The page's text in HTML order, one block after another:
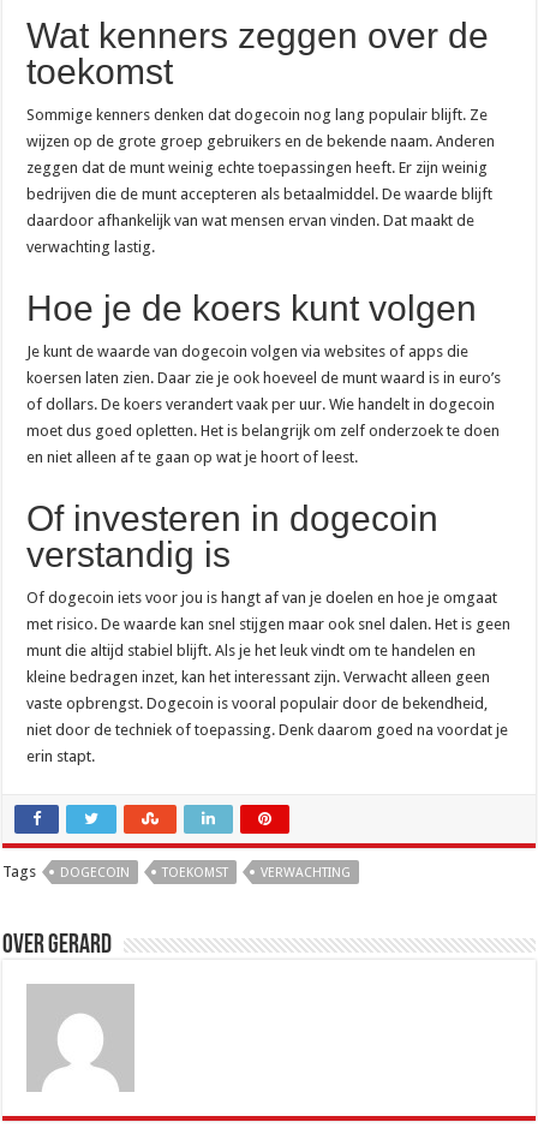
Wat kenners zeggen over de
toekomst
Sommige kenners denken dat dogecoin nog lang populair blijft. Ze
wijzen op de grote groep gebruikers en de bekende naam. Anderen
zeggen dat de munt weinig echte toepassingen heeft. Er zijn weinig
bedrijven die de munt accepteren als betaalmiddel. De waarde blijft
daardoor afhankelijk van wat mensen ervan vinden. Dat maakt de
verwachting lastig.
Hoe je de koers kunt volgen
Je kunt de waarde van dogecoin volgen via websites of apps die
koersen laten zien. Daar zie je ook hoeveel de munt waard is in euro’s
of dollars. De koers verandert vaak per uur. Wie handelt in dogecoin
moet dus goed opletten. Het is belangrijk om zelf onderzoek te doen
en niet alleen af te gaan op wat je hoort of leest.
Of investeren in dogecoin
verstandig is
Of dogecoin iets voor jou is hangt af van je doelen en hoe je omgaat
met risico. De waarde kan snel stijgen maar ook snel dalen. Het is geen
munt die altijd stabiel blijft. Als je het leuk vindt om te handelen en
kleine bedragen inzet, kan het interessant zijn. Verwacht alleen geen
vaste opbrengst. Dogecoin is vooral populair door de bekendheid,
niet door de techniek of toepassing. Denk daarom goed na voordat je
erin stapt.
Tags DOGECOIN TOEKOMST VERWACHTING
Over Gerard